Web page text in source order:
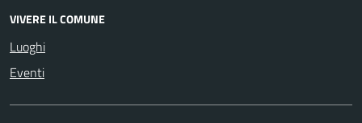
VIVERE IL COMUNE
Luoghi
Eventi